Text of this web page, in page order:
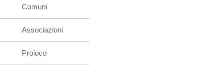
Comuni
Associazioni
Proloco